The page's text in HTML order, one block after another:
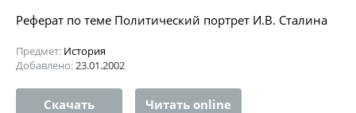
Реферат по теме Политический портрет И.В. Сталина
Предмет: История
Добавлено:23.01.2002
Скачать Читать online